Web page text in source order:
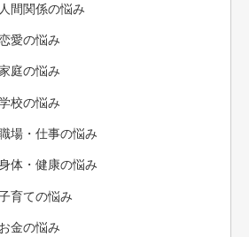
人間関係の悩み
愛の悩み
庭の悩み
校の悩み
場・仕事の悩み
体・健康の悩み
育ての悩み
お金の悩み